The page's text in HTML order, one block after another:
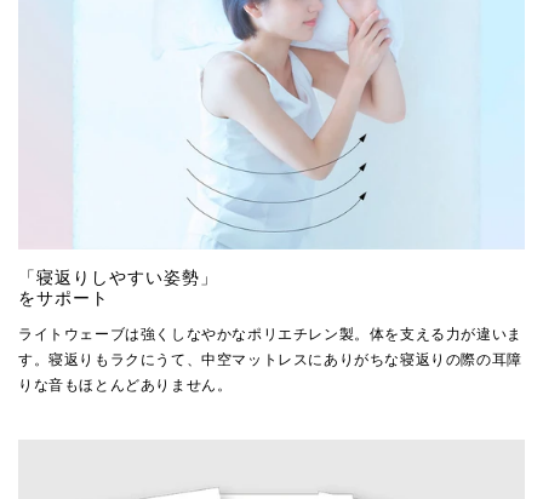
「寝返りしやすい姿勢」
をサポート
ライトウェーブは強くしなやかなポリエチレン製。体を支える力が違いま
す。寝返りもラクにうて、中空マットレスにありがちな寝返りの際の耳障
りな音もほとんどありません。